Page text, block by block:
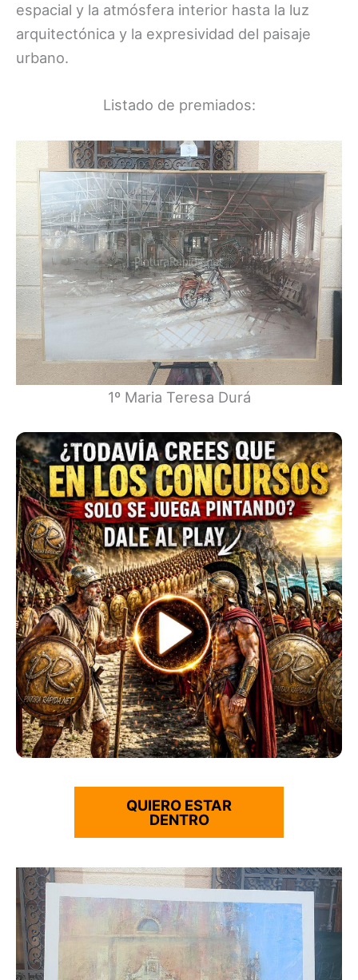
espacial y la atmósfera interior hasta la luz
arquitectónica y la expresividad del paisaje
urbano.
Listado de premiados:
1º Maria Teresa Durá
QUIERO ESTAR
DENTRO